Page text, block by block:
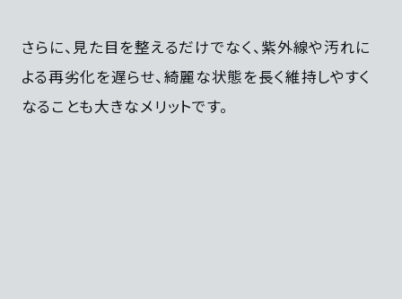
さらに、見た目を整えるだけでなく、紫外線や汚れに
よる再劣化を遅らせ、綺麗な状態を長く維持しやすく
なることも大きなメリットです。